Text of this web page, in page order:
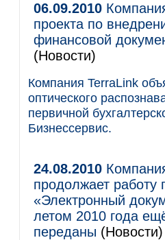
06.09.2010
проекта по
финансовой
(Новости)
Компания TerraLink
оптического
первичной
Бизнессервис.
24.08.2010
продолжает работу
«Электронный
летом 2010 года
переданы (Новости)